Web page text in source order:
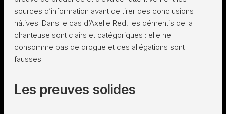
sources d’information avant de tirer des conclusions
hâtives. Dans le cas d’Axelle Red, les démentis de la
chanteuse sont clairs et catégoriques : elle ne
consomme pas de drogue et ces allégations sont
fausses.
Les preuves solides